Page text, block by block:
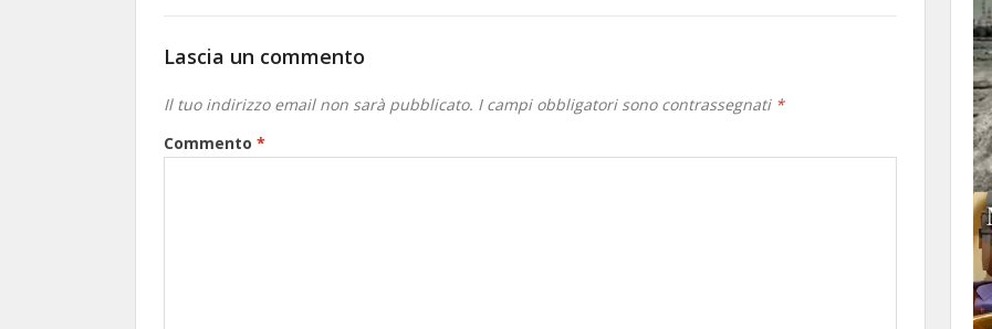
Lascia un commento
Il tuo indirizzo email non sarà pubblicato. I campi obbligatori sono contrassegnati *
Commento *